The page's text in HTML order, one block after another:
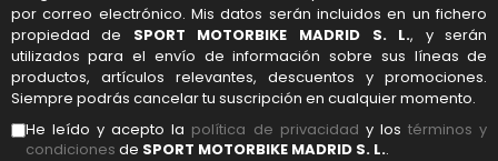
por correo electrónico. Mis datos serán incluidos en un fichero
propiedad de SPORT MOTORBIKE MADRID S. L., y serán
utilizados para el envío de información sobre sus líneas de
productos, artículos relevantes, descuentos y promociones.
Siempre podrás cancelar tu suscripción en cualquier momento.
He leído y acepto la política de privacidad y lostérminos y
condiciones de SPORT MOTORBIKE MADRID S. L..